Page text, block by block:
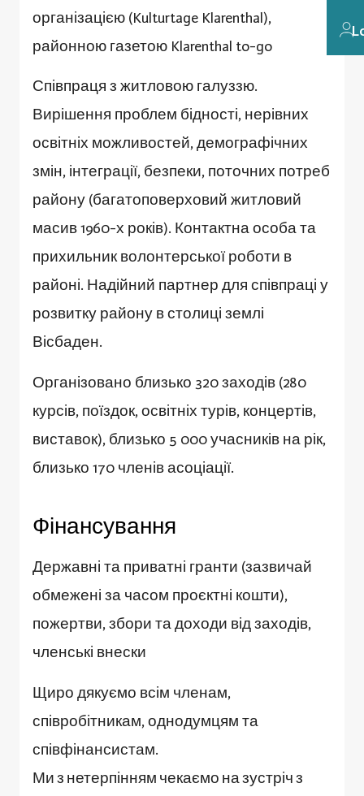
організацією (Kulturtage Klarenthal),
районною газетою Klarenthal to-go
Співпраця з житловою галуззю.
Вирішення проблем бідності, нерівних
освітніх можливостей, демографічних
змін, інтеграції, безпеки, поточних потреб
району (багатоповерховий житловий
масив 1960-х років). Контактна особа та
прихильник волонтерської роботи в
районі. Надійний партнер для співпраці у
розвитку району в столиці землі
Вісбаден.
Організовано близько 320 заходів (280
курсів, поїздок, освітніх турів, концертів,
виставок), близько 5 000 учасників на рік,
близько 170 членів асоціації.
Фінансування
Державні та приватні гранти (зазвичай
обмежені за часом проєктні кошти),
пожертви, збори та доходи від заходів,
членські внески
Щиро дякуємо всім членам,
співробітникам, однодумцям та
співфінансистам.
Ми з нетерпінням чекаємо на зустріч з